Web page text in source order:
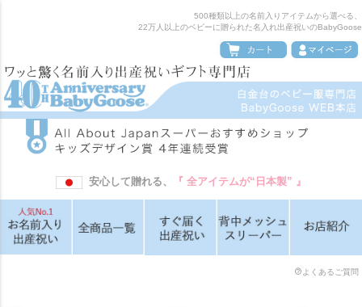
500種類以上の名前入りアイテムから選べる、
22万人以上のベビーに贈られた名入れ出産祝いのBabyGoose
安心して贈れる、 『 全アイテムが“日本製” 』
よくあるご質問